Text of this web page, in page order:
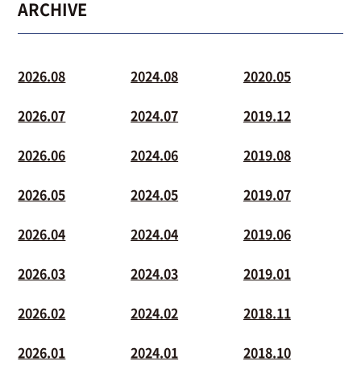
ARCHIVE
2026.08
2026.07
2026.06
2026.05
2026.04
2026.03
2026.02
2026.01
2024.08
2024.07
2024.06
2024.05
2024.04
2024.03
2024.02
2024.01
2020.05
2019.12
2019.08
2019.07
2019.06
2019.01
2018.11
2018.10